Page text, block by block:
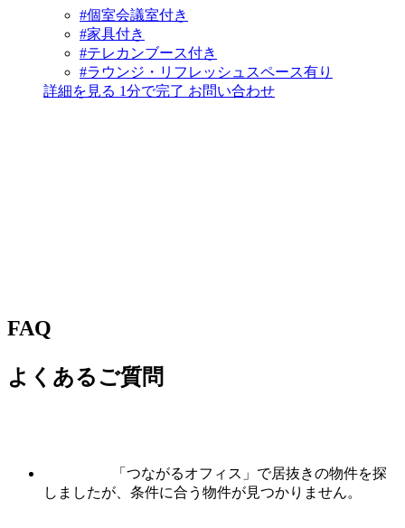
#個室会議室付き
#家具付き
#テレカンブース付き
#ラウンジ・リフレッシュスペース有り
詳細を見る 1分で完了 お問い合わせ
FAQ
よくあるご質問
「つながるオフィス」で居抜きの物件を探
しましたが、条件に合う物件が見つかりません。